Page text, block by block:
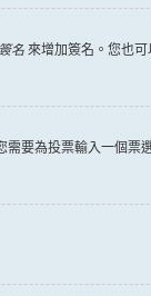
名 來增加簽名。您也
要為投票輸入一個